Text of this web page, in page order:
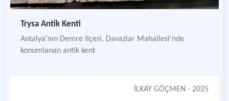
Trysa Antik Kenti
Antalya'nın Demre ilçesi, Davazlar Mahallesi'nde
konumlanan antik kent
İLKAY GÖÇMEN - 2025